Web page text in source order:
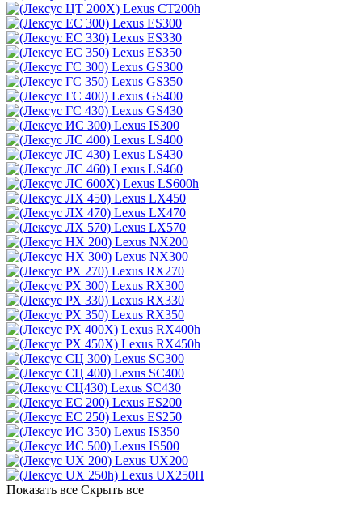
Lexus CT200h
Lexus ES300
Lexus ES330
Lexus ES350
Lexus GS300
Lexus GS350
Lexus GS400
Lexus GS430
Lexus IS300
Lexus LS400
Lexus LS430
Lexus LS460
Lexus LS600h
Lexus LX450
Lexus LX470
Lexus LX570
Lexus NX200
Lexus NX300
Lexus RX270
Lexus RX300
Lexus RX330
Lexus RX350
Lexus RX400h
Lexus RX450h
Lexus SC300
Lexus SC400
Lexus SC430
Lexus ES200
Lexus ES250
Lexus IS350
Lexus IS500
Lexus UX200
Lexus UX250H
Показать все Скрыть все